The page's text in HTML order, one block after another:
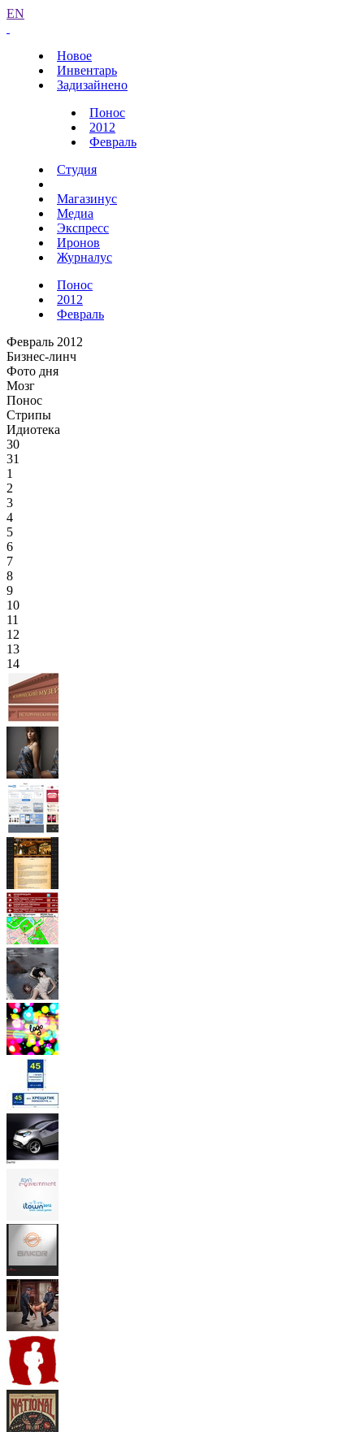
EN
Новое
Инвентарь
Задизайнено
Понос
2012
Февраль
Студия
Магазинус
Медиа
Экспресс
Иронов
Журналус
Понос
2012
Февраль
Февраль 2012
Бизнес-линч
Фото дня
Мозг
Понос
Стрипы
Идиотека
30
31
1
2
3
4
5
6
7
8
9
10
11
12
13
14